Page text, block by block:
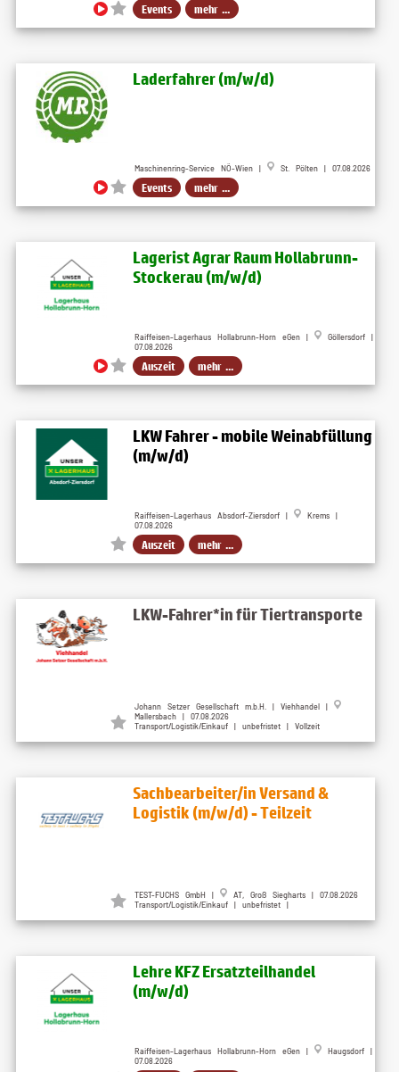
Events mehr ...
Laderfahrer (m​/w​/d)
Maschinenring-Service NÖ-Wien | St. Pölten | 07.08.2026
Events mehr ...
Lagerist Agrar Raum Hollabrunn-
Stockerau (m/w/d)
Raiffeisen-Lagerhaus Hollabrunn-Horn eGen |
Göllersdorf |
07.08.2026
Auszeit mehr ...
LKW Fahrer - mobile Weinabfüllung
(m/w/d)
Raiffeisen-Lagerhaus Absdorf-Ziersdorf |
Krems |
07.08.2026
Auszeit mehr ...
LKW-Fahrer*in für Tiertransporte
Johann Setzer Gesellschaft m.b.H. | Viehhandel |
Mallersbach | 07.08.2026
Transport/Logistik/Einkauf | unbefristet | Vollzeit
Sachbearbeiter/in Versand &
Logistik (m/w/d) - Teilzeit
TEST-FUCHS GmbH |
AT, Groß Siegharts | 07.08.2026
Transport/Logistik/Einkauf | unbefristet |
Lehre KFZ Ersatzteilhandel
(m/w/d)
Raiffeisen-Lagerhaus Hollabrunn-Horn eGen |
Haugsdorf |
07.08.2026